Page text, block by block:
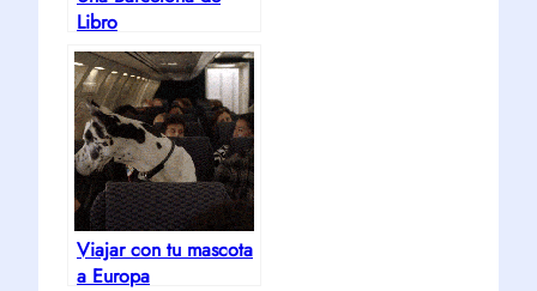
Libro
Viajar con tu mascota
a Europa